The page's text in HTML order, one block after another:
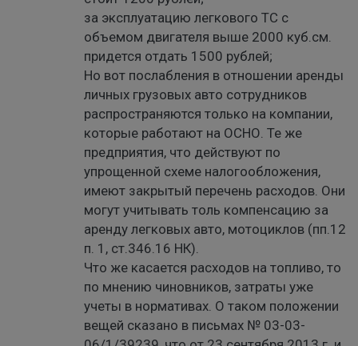
за эксплуатацию легкового ТС с
объемом двигателя выше 2000 куб.см.
придется отдать 1500 рублей;
Но вот послабления в отношении аренды
личных грузовых авто сотрудников
распространяются только на компании,
которые работают на ОСНО. Те же
предприятия, что действуют по
упрощенной схеме налогообложения,
имеют закрытый перечень расходов. Они
могут учитывать толь компенсацию за
аренду легковых авто, мотоциклов (пп.12
п. 1, ст.346.16 НК).
Что же касается расходов на топливо, то
по мнению чиновников, затраты уже
учеты в нормативах. О таком положении
вещей сказано в письмах № 03-03-